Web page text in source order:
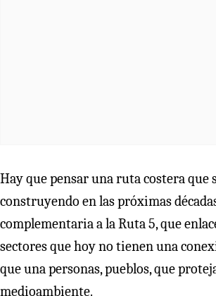
Hay que pensar una ruta costera que
construyendo en las próximas
complementaria a la Ruta 5, que
sectores que hoy no tienen una
que una personas, pueblos, que
medioambiente.